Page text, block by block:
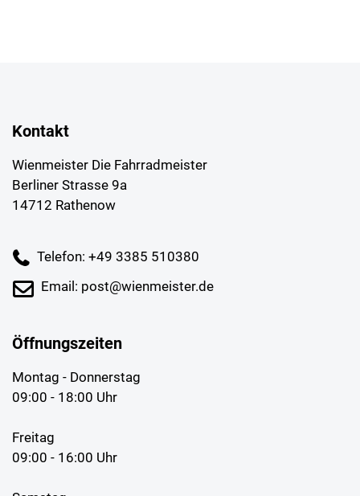
Kontakt
Wienmeister Die Fahrradmeister
Berliner Strasse 9a
14712 Rathenow
Telefon: +49 3385 510380
Email: post@wienmeister.de
Öffnungszeiten
Montag - Donnerstag
09:00 - 18:00 Uhr
Freitag
09:00 - 16:00 Uhr